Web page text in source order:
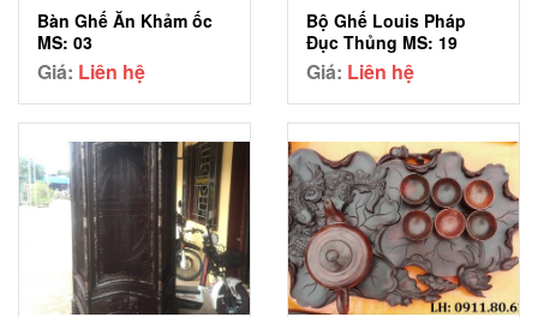
Bàn Ghế Ăn Khảm ốc
MS: 03
Giá: Liên hệ
Bộ Ghế Louis Pháp
Đục Thủng MS: 19
Giá: Liên hệ